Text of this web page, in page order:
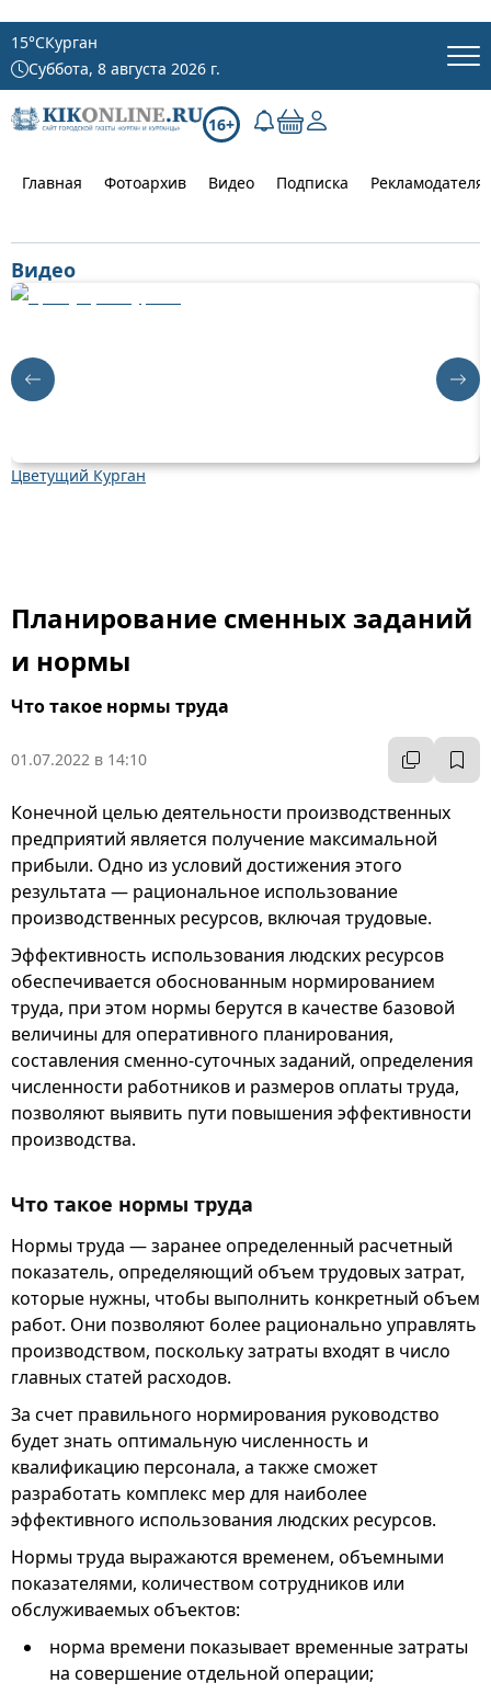
15°CКурган
Суббота, 8 августа 2026 г.
16+
Главная Фотоархив Видео Подписка
Видео
Цветущий Курган
Планирование сменных заданий
и нормы
Что такое нормы труда
01.07.2022 в 14:10
Конечной целью деятельности производственных
предприятий является получение максимальной
прибыли. Одно из условий достижения этого
результата — рациональное использование
производственных ресурсов, включая трудовые.
Эффективность использования людских ресурсов
обеспечивается обоснованным нормированием
труда, при этом нормы берутся в качестве базовой
величины для оперативного планирования,
составления сменно-суточных заданий, определения
численности работников и размеров оплаты труда,
позволяют выявить пути повышения эффективности
производства.
Что такое нормы труда
Нормы труда — заранее определенный расчетный
показатель, определяющий объем трудовых затрат,
которые нужны, чтобы выполнить конкретный объем
работ. Они позволяют более рационально управлять
производством, поскольку затраты входят в число
главных статей расходов.
За счет правильного нормирования руководство
будет знать оптимальную численность и
квалификацию персонала, а также сможет
разработать комплекс мер для наиболее
эффективного использования людских ресурсов.
Нормы труда выражаются временем, объемными
показателями, количеством сотрудников или
обслуживаемых объектов:
норма времени показывает временные затраты
на совершение отдельной операции;